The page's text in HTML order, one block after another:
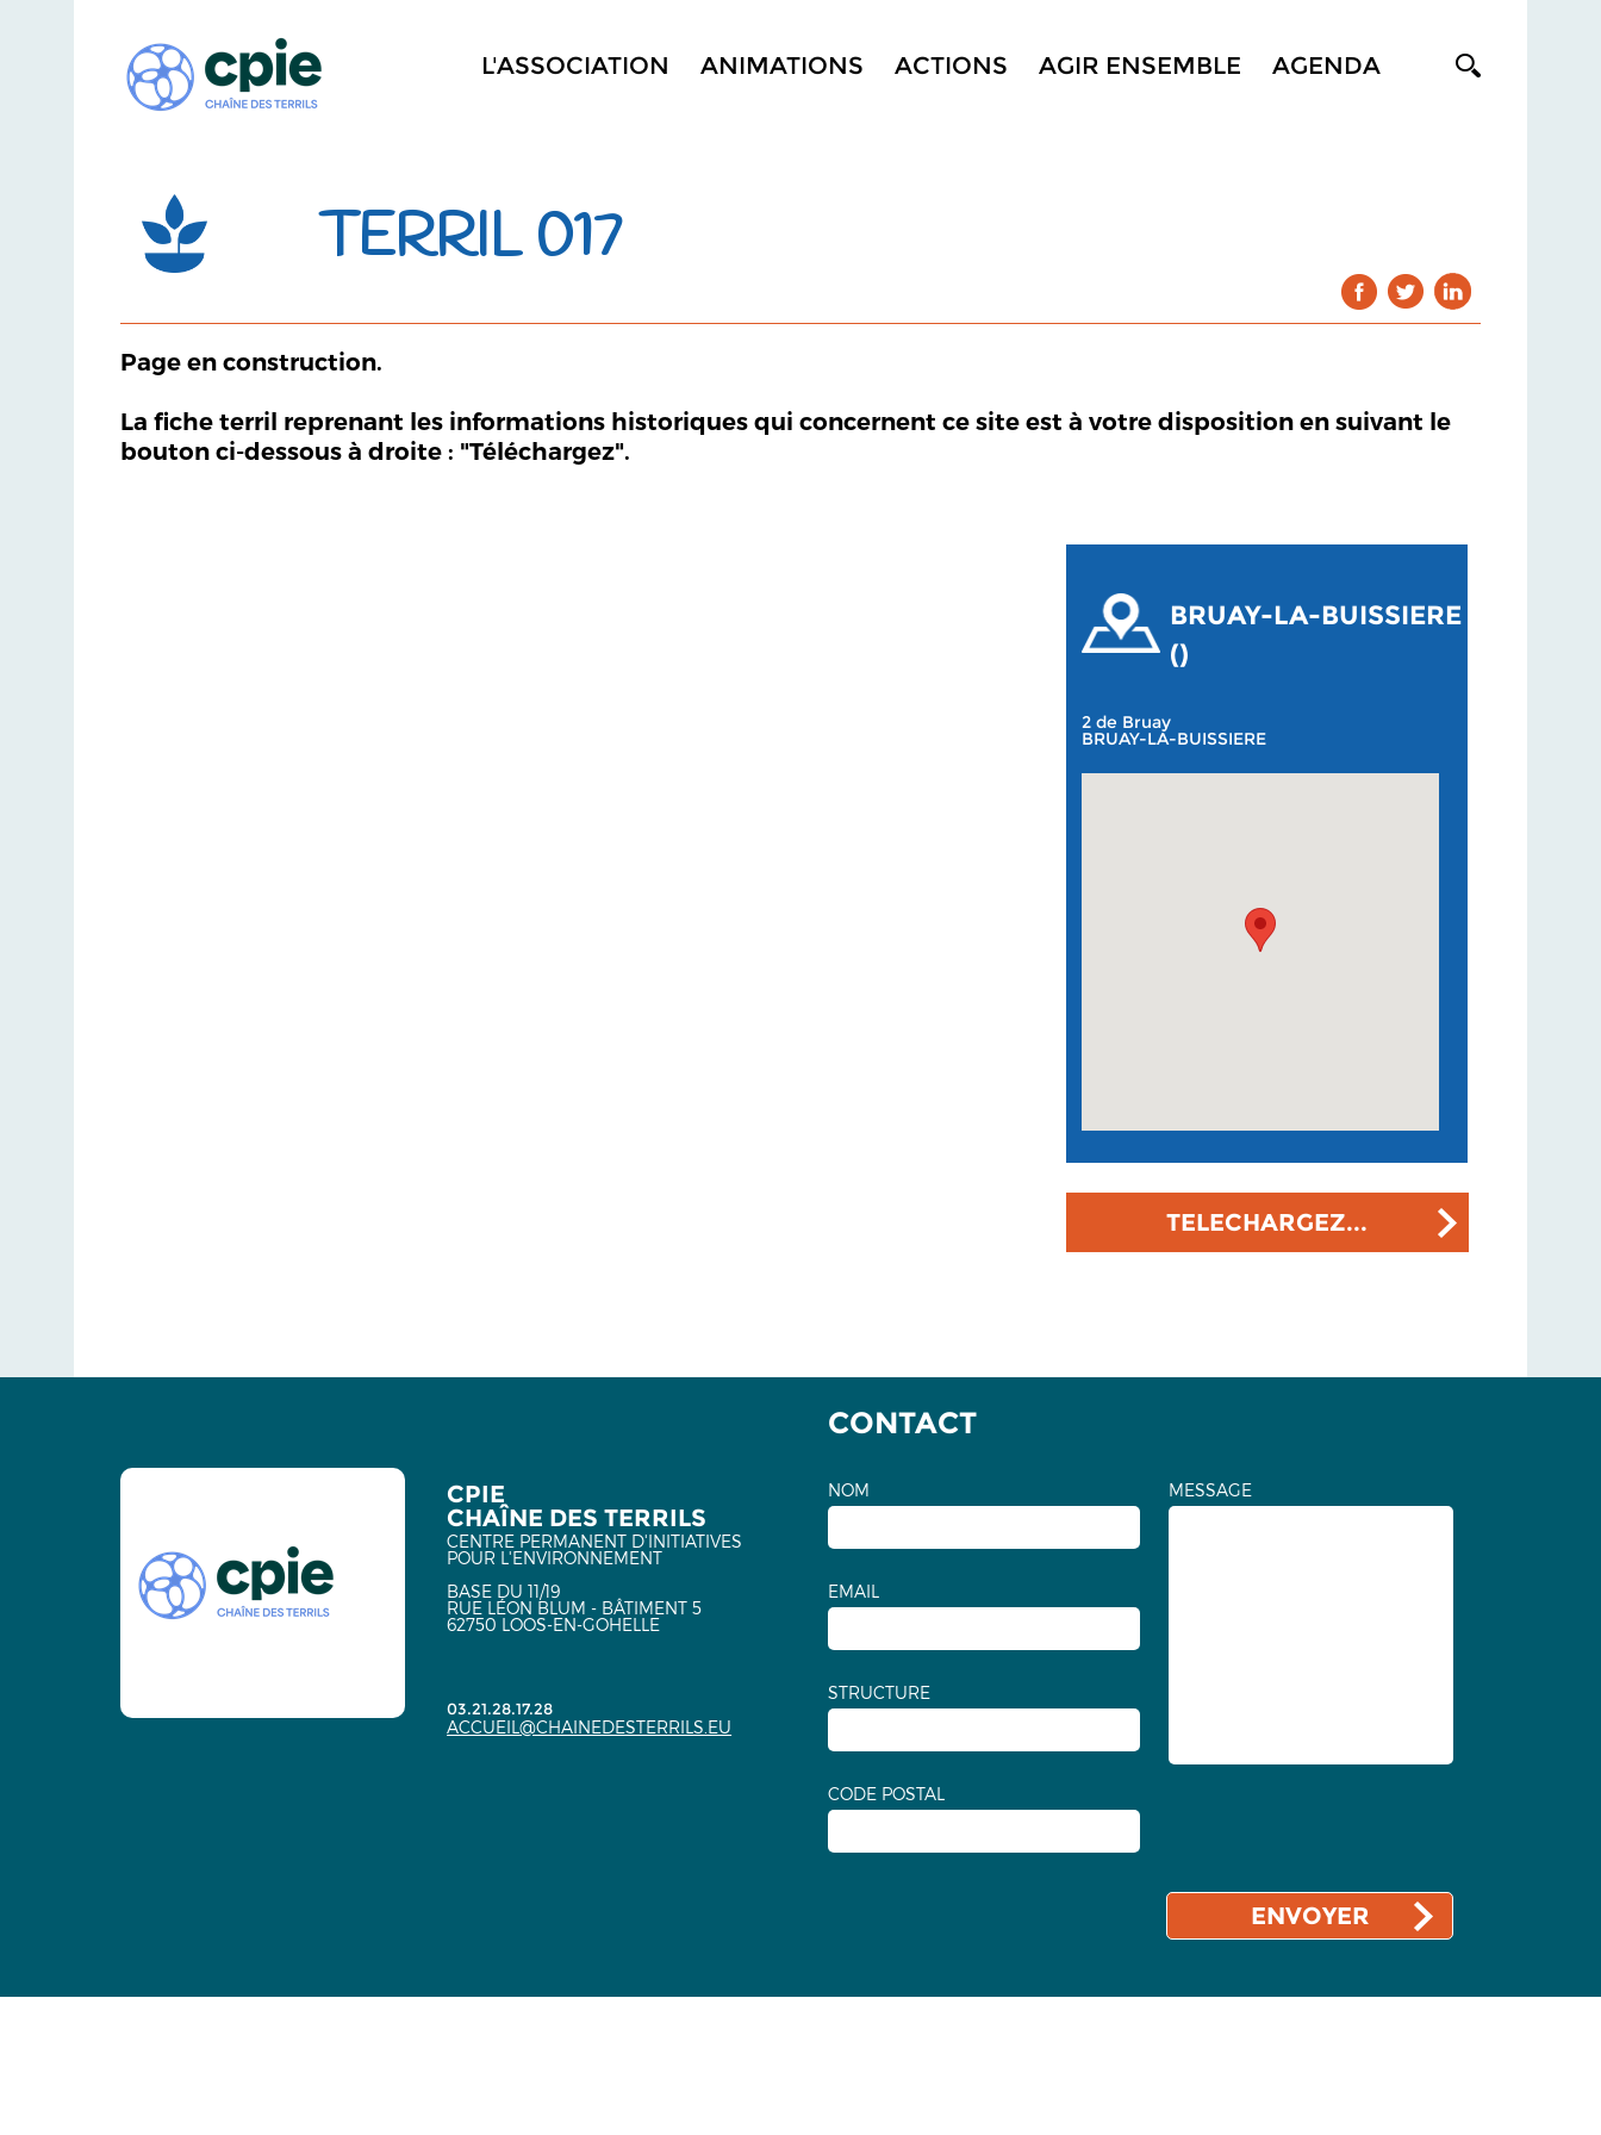
L'ASSOCIATION ANIMATIONS ACTIONS AGIR ENSEMBLE AGENDA
TERRIL 017
Page en construction.
La fiche terril reprenant les informations historiques qui concernent ce site est à votre disposition en suivant le
bouton ci-dessous à droite : "Téléchargez".
BRUAY-LA-BUISSIERE
()
2 de Bruay
BRUAY-LA-BUISSIERE
TELECHARGEZ...
CPIE
CHAÎNE DES TERRILS
CENTRE PERMANENT D'INITIATIVES
POUR L'ENVIRONNEMENT
BASE DU 11/19
RUE LÉON BLUM - BÂTIMENT 5
62750 LOOS-EN-GOHELLE
03.21.28.17.28
ACCUEIL@CHAINEDESTERRILS.EU
CONTACT
NOM
EMAIL
STRUCTURE
CODE POSTAL
MESSAGE